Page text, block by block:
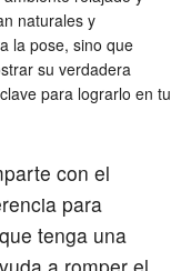
naturales y
la pose, sino que
su verdadera
para lograrlo en tu
con el
para
tenga una